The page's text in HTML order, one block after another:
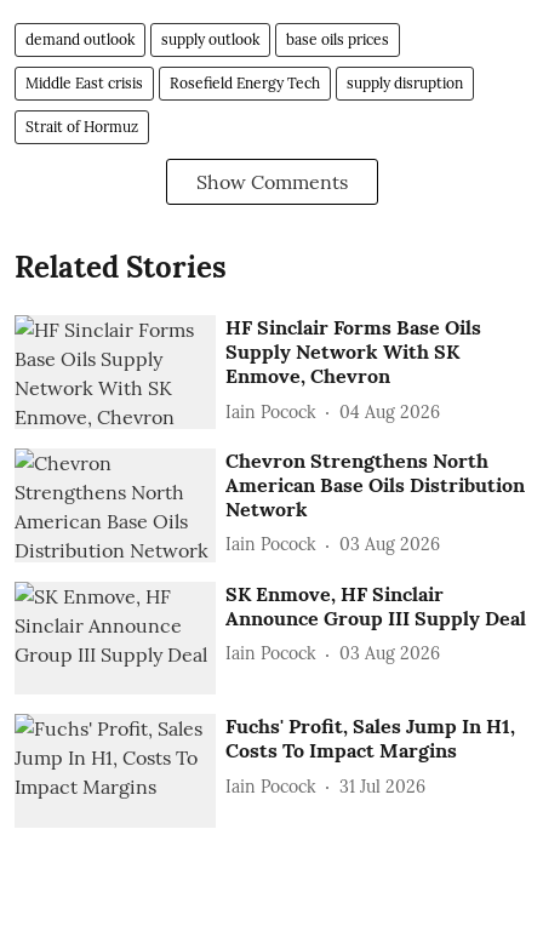
demand outlook supply outlook base oils prices
Middle East crisis Rosefield Energy Tech supply disruption
Strait of Hormuz
Show Comments
Related Stories
HF Sinclair Forms Base Oils
Supply Network With SK
Enmove, Chevron
Iain Pocock 04 Aug 2026
Chevron Strengthens North
American Base Oils Distribution
Network
Iain Pocock 03 Aug 2026
SK Enmove, HF Sinclair
Announce Group III Supply Deal
Iain Pocock 03 Aug 2026
Fuchs' Profit, Sales Jump In H1,
Costs To Impact Margins
Iain Pocock 31 Jul 2026